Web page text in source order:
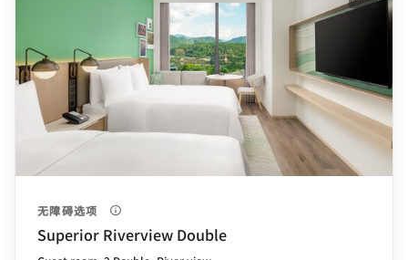
无障碍选项
Superior Riverview Double